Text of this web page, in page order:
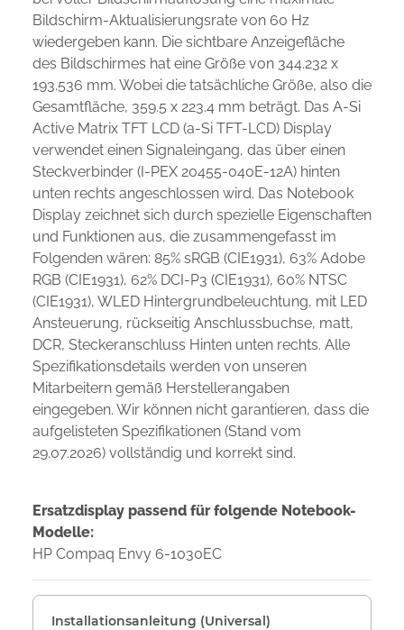
Bildschirm-Aktualisierungsrate von 60 Hz
wiedergeben kann. Die sichtbare Anzeigefläche
des Bildschirmes hat eine Größe von 344.232 x
193.536 mm. Wobei die tatsächliche Größe, also die
Gesamtfläche, 359.5 x 223.4 mm beträgt. Das A-Si
Active Matrix TFT LCD (a-Si TFT-LCD) Display
verwendet einen Signaleingang, das über einen
Steckverbinder (I-PEX 20455-040E-12A) hinten
unten rechts angeschlossen wird. Das Notebook
Display zeichnet sich durch spezielle Eigenschaften
und Funktionen aus, die zusammengefasst im
Folgenden wären: 85% sRGB (CIE1931), 63% Adobe
RGB (CIE1931), 62% DCI-P3 (CIE1931), 60% NTSC
(CIE1931), WLED Hintergrundbeleuchtung, mit LED
Ansteuerung, rückseitig Anschlussbuchse, matt,
DCR, Steckeranschluss Hinten unten rechts. Alle
Spezifikationsdetails werden von unseren
Mitarbeitern gemäß Herstellerangaben
eingegeben. Wir können nicht garantieren, dass die
aufgelisteten Spezifikationen (Stand vom
29.07.2026) vollständig und korrekt sind.
Ersatzdisplay passend für folgende Notebook-
Modelle:
HP Compaq Envy 6-1030EC
Installationsanleitung (Universal)